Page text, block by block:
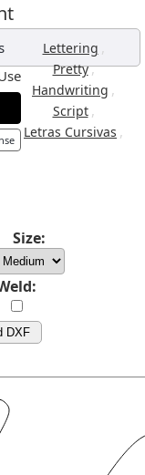
Lettering ,
Pretty,
Handwriting ,
Script ,
Letras Cursivas ,
Size:
DXF